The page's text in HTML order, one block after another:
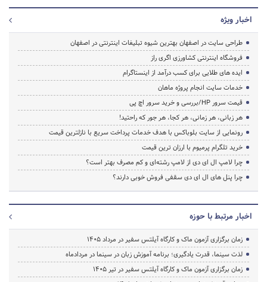
اخبار ویژه
طراحی سایت در اصفهان بهترین شیوه تبلیغات اینترنتی در اصفهان
فروشگاه اینترنتی کشاورزی اگری راز
ایده های طلایی برای کسب درآمد از اینستاگرام
خدمات سایت انجام پروژه ماهان
قیمت سرور HP/بررسی و خرید سرور اچ پی
هر زبانی، هر زمانی، هر کجا، هر جور که راحتید!
رونمایی از سایت بلوباکس با هدف خدمات پرداخت سریع با نازلترین قیمت
خرید تلگرام پرمیوم با ارزان ترین قیمت
چرا لامپ ال ای دی از لامپ رشته‌ای و کم مصرف بهتر است؟
چرا پنل های ال ای دی سقفی فروش خوبی دارند؟
اخبار مرتبط با حوزه
زمان برگزاری آزمون ماک و کارگاه آیلتس سفیر در مرداد 1405
لذت سینما، قدرت یادگیری؛ برنامه آموزش زبان در سینما در مردادماه
زمان برگزاری آزمون ماک و کارگاه آیلتس سفیر در تیر 1405